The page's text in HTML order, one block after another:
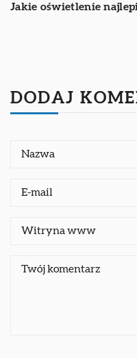
Jakie oświetlenie
DODAJ